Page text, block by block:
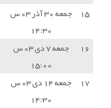
پالایش نفت بندرعباس
جم پارس جنوبی جم
مس سونگون